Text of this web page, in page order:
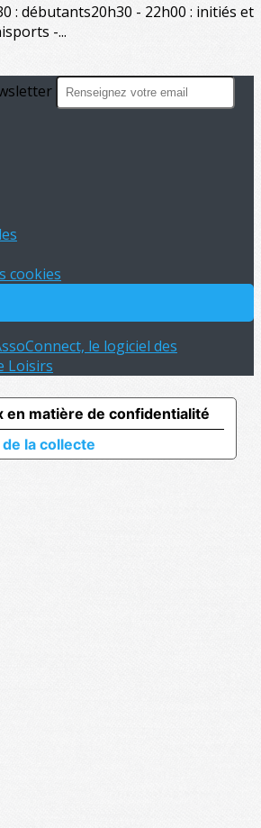
: débutants20h30 - 22h00 : initiés et
-...
cookies
le logiciel des
Loisirs
la collecte
en matière de confidentialité